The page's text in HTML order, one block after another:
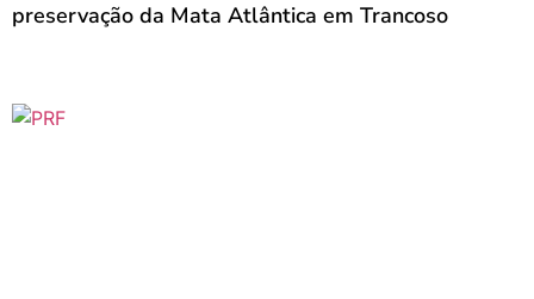
preservação da Mata Atlântica em Trancoso